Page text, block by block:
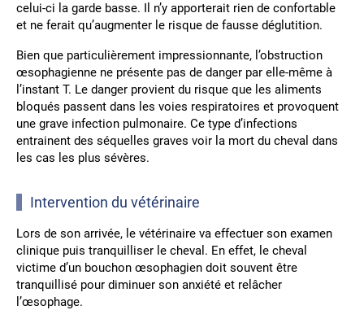
celui-ci la garde basse. Il n’y apporterait rien de confortable
et ne ferait qu’augmenter le risque de fausse déglutition.
Bien que particulièrement impressionnante, l’obstruction
œsophagienne ne présente pas de danger par elle-même à
l’instant T. Le danger provient du risque que les aliments
bloqués passent dans les voies respiratoires et provoquent
une grave infection pulmonaire. Ce type d’infections
entrainent des séquelles graves voir la mort du cheval dans
les cas les plus sévères.
Intervention du vétérinaire
Lors de son arrivée, le vétérinaire va effectuer son examen
clinique puis tranquilliser le cheval. En effet, le cheval
victime d’un bouchon œsophagien doit souvent être
tranquillisé pour diminuer son anxiété et relâcher
l’œsophage.